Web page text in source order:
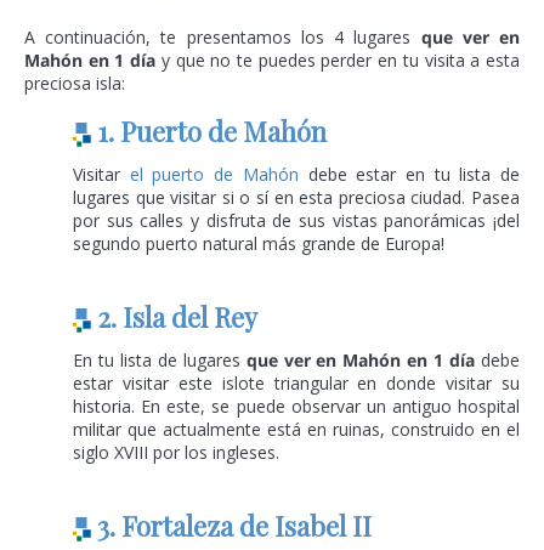
A continuación, te presentamos los 4 lugares que ver en
Mahón en 1 día y que no te puedes perder en tu visita a esta
preciosa isla:
1. Puerto de Mahón
Visitar el puerto de Mahón debe estar en tu lista de
lugares que visitar si o sí en esta preciosa ciudad. Pasea
por sus calles y disfruta de sus vistas panorámicas ¡del
segundo puerto natural más grande de Europa!
2. Isla del Rey
En tu lista de lugares que ver en Mahón en 1 díadebe
estar visitar este islote triangular en donde visitar su
historia. En este, se puede observar un antiguo hospital
militar que actualmente está en ruinas, construido en el
siglo XVIII por los ingleses.
3. Fortaleza de Isabel II